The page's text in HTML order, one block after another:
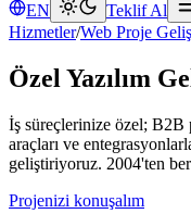
EN
Teklif Al
Hizmetler/Web Proje
Özel Yazılım
İş süreçlerinize özel; B2B
araçları ve
geliştiriyoruz. 2004'ten
Projenizi konuşalım